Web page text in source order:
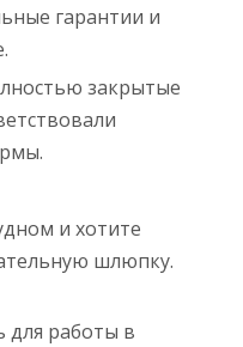
гарантии и
закрытые
и хотите
шлюпку.
для работы в